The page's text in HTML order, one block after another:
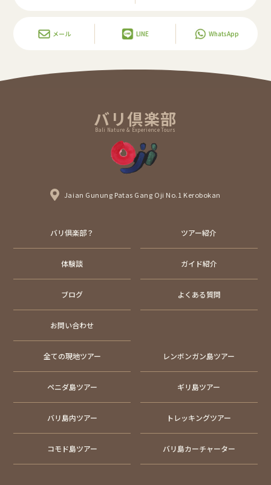
メール LINE WhatsApp
バリ倶楽部
Bali Nature & Experience Tours
Jaian Gunung Patas Gang Oji No.1 Kerobokan
バリ倶楽部？ ツアー紹介
体験談 ガイド紹介
ブログ よくある質問
お問い合わせ
全ての現地ツアー レンボンガン島ツアー
ペニダ島ツアー ギリ島ツアー
バリ島内ツアー トレッキングツアー
コモド島ツアー バリ島カーチャーター